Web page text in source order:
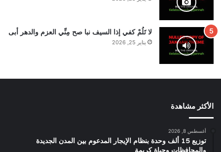
لا تَلُمْ كفي إذا السيف نبا صح مِنِّي العزم والدهر أبى
يناير 25, 2026
الأكثر مشاهدة
أغسطس 8, 2026
توزيع 15 ألف وحدة بنظام الإيجار المدعوم بين المدن الجديدة
والمحافظات وحياة كريمة